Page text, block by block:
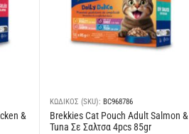
&
ΚΩΔΙΚΟΣ (SKU): BC968786
Brekkies Cat Pouch Adult Salmon &
Tuna Σε Σαλτσα 4pcs 85gr